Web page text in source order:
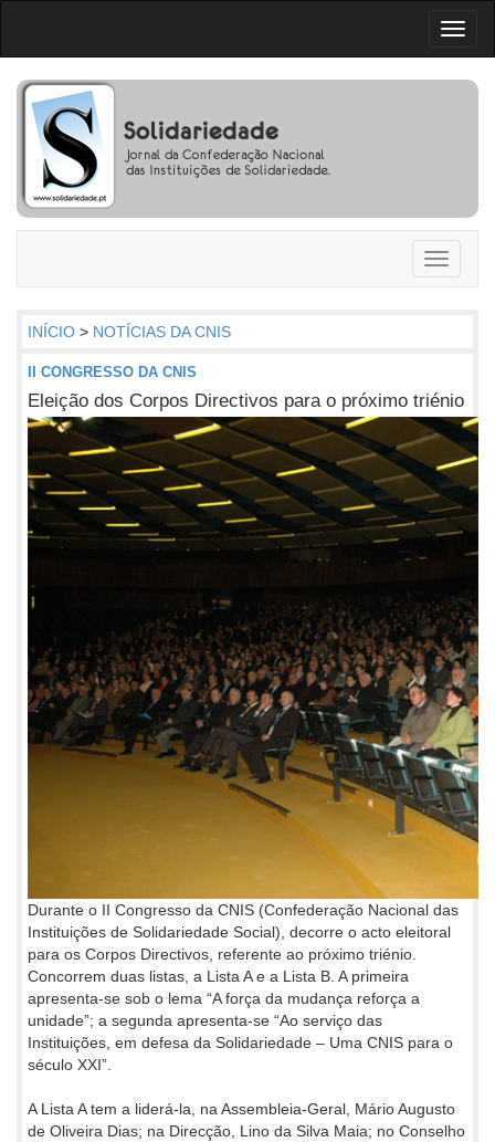
Toggle
INÍCIO > NOTÍCIAS DA CNIS
II CONGRESSO DA CNIS
Eleição dos Corpos Directivos para o próximo triénio
Durante o II Congresso da CNIS (Confederação Nacional das
Instituições de Solidariedade Social), decorre o acto eleitoral
para os Corpos Directivos, referente ao próximo triénio.
Concorrem duas listas, a Lista A e a Lista B. A primeira
apresenta-se sob o lema “A força da mudança reforça a
unidade”; a segunda apresenta-se “Ao serviço das
Instituições, em defesa da Solidariedade – Uma CNIS para o
século XXI”.
A Lista A tem a liderá-la, na Assembleia-Geral, Mário Augusto
de Oliveira Dias; na Direcção, Lino da Silva Maia; no Conselho